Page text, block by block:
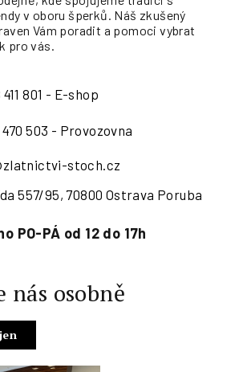
v oboru šperků. Náš zkušený
Vám poradit a pomoci vybrat
pro vás.
801 - E-shop
470 503 - Provozovna
stoch.cz
557/95, 70800 Ostrava Poruba
PO-PÁ od 12 do 17h
nás osobně